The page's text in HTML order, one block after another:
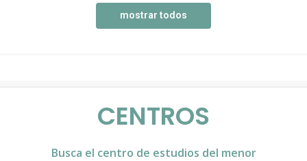
mostrar todos
CENTROS
Busca el centro de estudios del menor